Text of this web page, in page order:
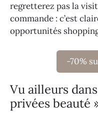
regretterez pas la
commande : c’est
opportunités
-70%
Vu ailleurs
privées beauté